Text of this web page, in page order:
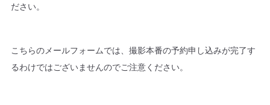
ださい。
こちらのメールフォームでは、撮影本番の予約申し込みが完了す
るわけではございませんのでご注意ください。